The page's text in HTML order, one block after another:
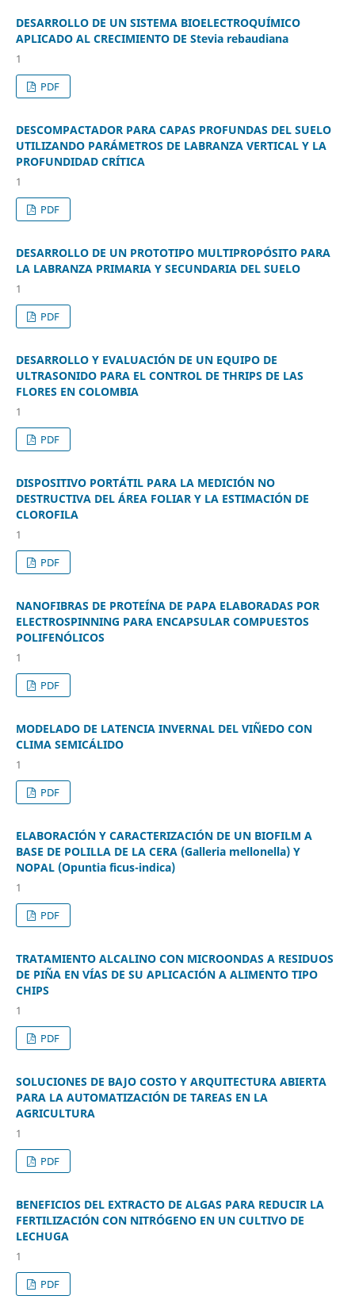
DESARROLLO DE UN SISTEMA BIOELECTROQUÍMICO
APLICADO AL CRECIMIENTO DE Stevia rebaudiana
1
PDF
DESCOMPACTADOR PARA CAPAS PROFUNDAS DEL SUELO
UTILIZANDO PARÁMETROS DE LABRANZA VERTICAL Y LA
PROFUNDIDAD CRÍTICA
1
PDF
DESARROLLO DE UN PROTOTIPO MULTIPROPÓSITO PARA
LA LABRANZA PRIMARIA Y SECUNDARIA DEL SUELO
1
PDF
DESARROLLO Y EVALUACIÓN DE UN EQUIPO DE
ULTRASONIDO PARA EL CONTROL DE THRIPS DE LAS
FLORES EN COLOMBIA
1
PDF
DISPOSITIVO PORTÁTIL PARA LA MEDICIÓN NO
DESTRUCTIVA DEL ÁREA FOLIAR Y LA ESTIMACIÓN DE
CLOROFILA
1
PDF
NANOFIBRAS DE PROTEÍNA DE PAPA ELABORADAS POR
ELECTROSPINNING PARA ENCAPSULAR COMPUESTOS
POLIFENÓLICOS
1
PDF
MODELADO DE LATENCIA INVERNAL DEL VIÑEDO CON
CLIMA SEMICÁLIDO
1
PDF
ELABORACIÓN Y CARACTERIZACIÓN DE UN BIOFILM A
BASE DE POLILLA DE LA CERA (Galleria mellonella) Y
NOPAL (Opuntia ficus-indica)
1
PDF
TRATAMIENTO ALCALINO CON MICROONDAS A RESIDUOS
DE PIÑA EN VÍAS DE SU APLICACIÓN A ALIMENTO TIPO
CHIPS
1
PDF
SOLUCIONES DE BAJO COSTO Y ARQUITECTURA ABIERTA
PARA LA AUTOMATIZACIÓN DE TAREAS EN LA
AGRICULTURA
1
PDF
BENEFICIOS DEL EXTRACTO DE ALGAS PARA REDUCIR LA
FERTILIZACIÓN CON NITRÓGENO EN UN CULTIVO DE
LECHUGA
1
PDF